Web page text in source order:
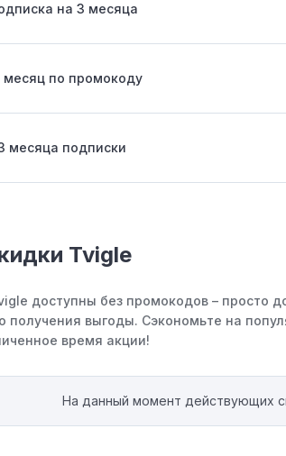
на 3 месяца
месяц по промокоду
месяца подписки
Tvigle
доступны без промокодов – просто
получения выгоды. Сэкономьте на
время акции!
На данный момент действующих